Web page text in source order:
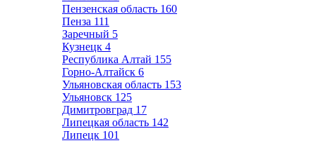
Пензенская область 160
Пенза 111
Заречный 5
Кузнецк 4
Республика Алтай 155
Горно-Алтайск 6
Ульяновская область 153
Ульяновск 125
Димитровград 17
Липецкая область 142
Липецк 101